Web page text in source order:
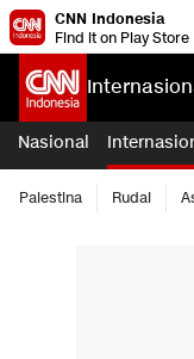
CNN Indonesia
Find it on Play Store
Nasional
Palestina Rudal